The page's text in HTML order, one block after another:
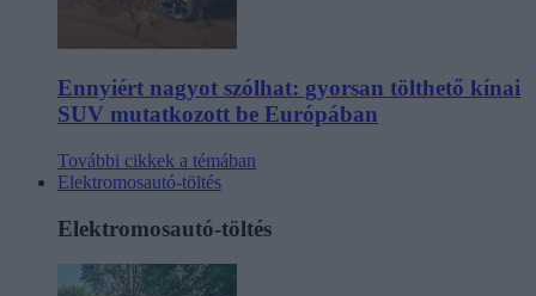
Ennyiért nagyot szólhat: gyorsan tölthető kínai
SUV mutatkozott be Európában
További cikkek a témában
Elektromosautó-töltés
Elektromosautó-töltés